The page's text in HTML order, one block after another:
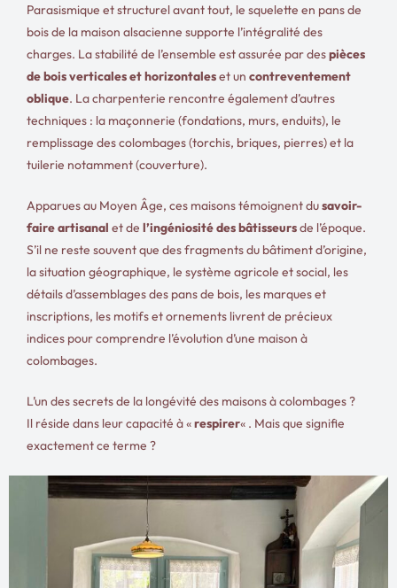
Parasismique et structurel avant tout, le squelette en pans de
bois de la maison alsacienne supporte l’intégralité des
charges. La stabilité de l’ensemble est assurée par despièces
de bois verticales et horizontaleset un contreventement
oblique. La charpenterie rencontre également d’autres
techniques : la maçonnerie (fondations, murs, enduits), le
remplissage des colombages (torchis, briques, pierres) et la
tuilerie notamment (couverture).
Apparues au Moyen Âge, ces maisons témoignent dusavoir-
faire artisanal et de l’ingéniosité des bâtisseursde l’époque.
S’il ne reste souvent que des fragments du bâtiment d’origine,
la situation géographique, le système agricole et social, les
détails d’assemblages des pans de bois, les marques et
inscriptions, les motifs et ornements livrent de précieux
indices pour comprendre l’évolution d’une maison à
colombages.
L’un des secrets de la longévité des maisons à colombages ?
Il réside dans leur capacité à «respirer« . Mais que signifie
exactement ce terme ?